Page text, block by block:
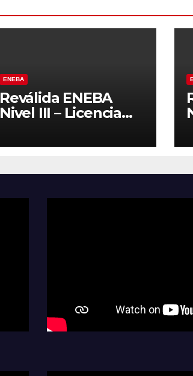
ENEBA
Reválida ENEBA
Nivel III – Licencia